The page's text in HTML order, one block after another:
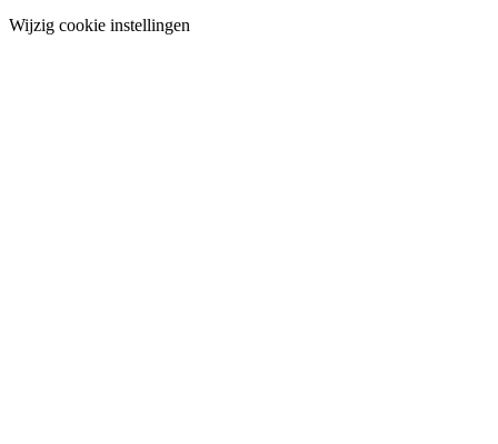
Wijzig cookie instellingen